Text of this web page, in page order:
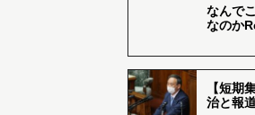
なんで
なのか
【短期
治と報